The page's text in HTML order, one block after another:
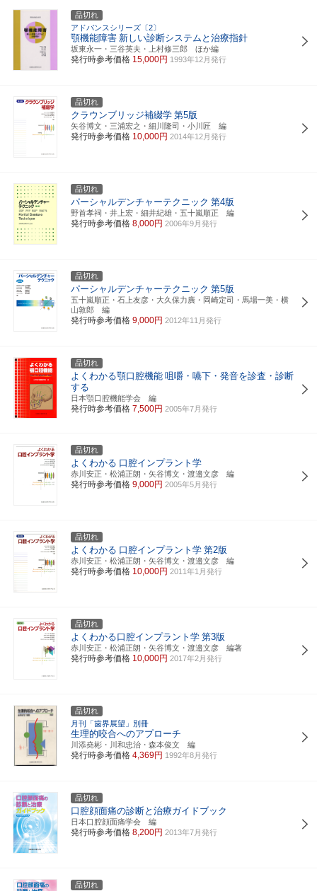
品切れ
アドバンスシリーズ〔2〕
顎機能障害 新しい診断システムと治療指針
坂東永一・三谷英夫・上村修三郎 ほか編
発行時参考価格 15,000円 1993年12月発行
品切れ
クラウンブリッジ補綴学 第5版
矢谷博文・三浦宏之・細川隆司・小川匠 編
発行時参考価格 10,000円 2014年12月発行
品切れ
パーシャルデンチャーテクニック 第4版
野首孝祠・井上宏・細井紀雄・五十嵐順正 編
発行時参考価格 8,000円 2006年9月発行
品切れ
パーシャルデンチャーテクニック 第5版
五十嵐順正・石上友彦・大久保力廣・岡崎定司・馬場一美・横
山敦郎 編
発行時参考価格 9,000円 2012年11月発行
品切れ
よくわかる顎口腔機能 咀嚼・嚥下・発音を診査・診断
する
日本顎口腔機能学会 編
発行時参考価格 7,500円 2005年7月発行
品切れ
よくわかる 口腔インプラント学
赤川安正・松浦正朗・矢谷博文・渡邉文彦 編
発行時参考価格 9,000円 2005年5月発行
品切れ
よくわかる 口腔インプラント学 第2版
赤川安正・松浦正朗・矢谷博文・渡邉文彦 編
発行時参考価格 10,000円 2011年1月発行
品切れ
よくわかる口腔インプラント学 第3版
赤川安正・松浦正朗・矢谷博文・渡邉文彦 編著
発行時参考価格 10,000円 2017年2月発行
品切れ
月刊「歯界展望」別冊
生理的咬合へのアプローチ
川添堯彬・川和忠治・森本俊文 編
発行時参考価格 4,369円 1992年8月発行
品切れ
口腔顔面痛の診断と治療ガイドブック
日本口腔顔面痛学会 編
発行時参考価格 8,200円 2013年7月発行
品切れ